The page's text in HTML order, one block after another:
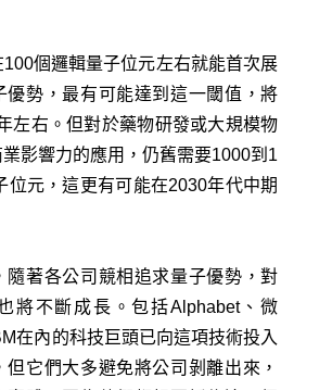
個邏輯量子位元左右就能首次展
優勢，最有可能達到這一閾值，將
左右。但對於藥物研發或大規模物
影響力的應用，仍舊需要1000到1
位元，這更有可能在2030年代中期
隨著各公司競相追求量子優勢，對
將不斷成長。包括Alphabet、微
在內的科技巨頭已向這項技術投入
但它們大多避免將公司剝離出來，